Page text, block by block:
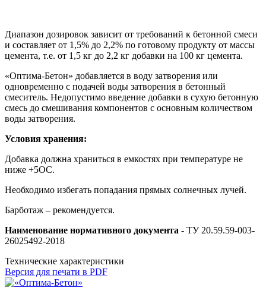
Диапазон дозировок зависит от требований к бетонной смеси
и составляет от 1,5% до 2,2% по готовому продукту от массы
цемента, т.е. от 1,5 кг до 2,2 кг добавки на 100 кг цемента.
«Оптима-Бетон» добавляется в воду затворения или
одновременно с подачей воды затворения в бетонный
смеситель. Недопустимо введение добавки в сухую бетонную
смесь до смешивания компонентов с основным количеством
воды затворения.
Условия хранения:
Добавка должна храниться в емкостях при температуре не
ниже +5ОС.
Необходимо избегать попадания прямых солнечных лучей.
Барботаж – рекомендуется.
Наименование нормативного документа - ТУ 20.59.59-003-
26025492-2018
Технические характеристики
Версия для печати в PDF